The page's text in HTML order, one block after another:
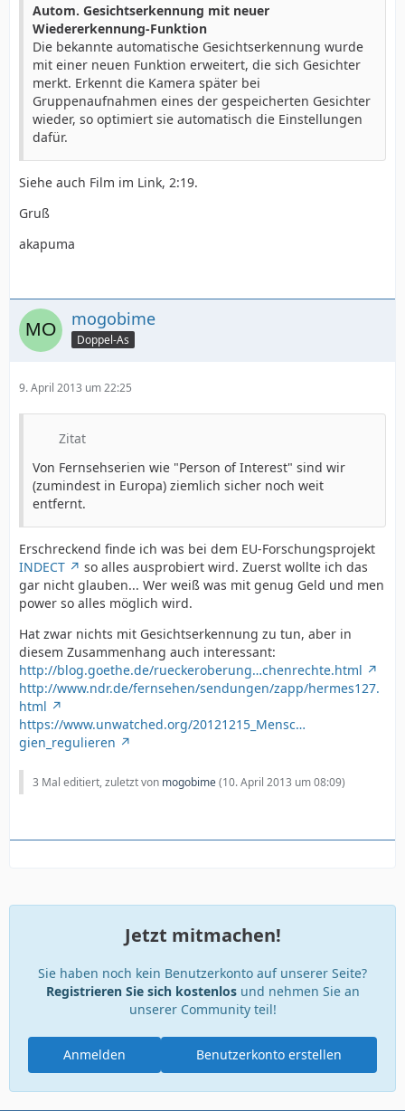
Autom. Gesichtserkennung mit neuer
Wiedererkennung-Funktion
Die bekannte automatische Gesichtserkennung wurde
mit einer neuen Funktion erweitert, die sich Gesichter
merkt. Erkennt die Kamera später bei
Gruppenaufnahmen eines der gespeicherten Gesichter
wieder, so optimiert sie automatisch die Einstellungen
dafür.
Siehe auch Film im Link, 2:19.
Gruß
akapuma
mogobime
Doppel-As
9. April 2013 um 22:25
Zitat
Von Fernsehserien wie "Person of Interest" sind wir
(zumindest in Europa) ziemlich sicher noch weit
entfernt.
Erschreckend finde ich was bei dem EU-Forschungsprojekt
INDECT
so alles ausprobiert wird. Zuerst wollte ich das
gar nicht glauben... Wer weiß was mit genug Geld und men
power so alles möglich wird.
Hat zwar nichts mit Gesichtserkennung zu tun, aber in
diesem Zusammenhang auch interessant:
http://blog.goethe.de/rueckeroberung…chenrechte.html
http://www.ndr.de/fernsehen/sendungen/zapp/hermes127.
html
https://www.unwatched.org/20121215_Mensc…
gien_regulieren
3 Mal editiert, zuletzt von mogobime(10. April 2013 um 08:09)
Jetzt mitmachen!
Sie haben noch kein Benutzerkonto auf unserer Seite?
Registrieren Sie sich kostenlosund nehmen Sie an
unserer Community teil!
Benutzerkonto erstellen
Anmelden